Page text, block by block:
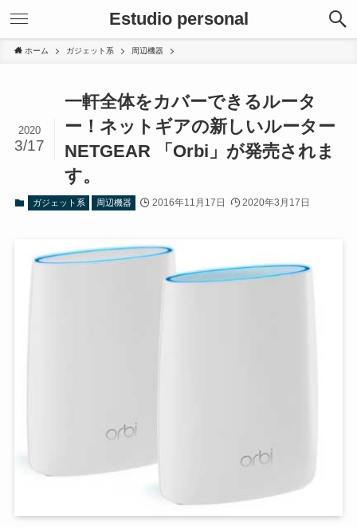
Estudio personal
ホーム ガジェット系 周辺機器
一軒全体をカバーできるルータ
ー！ネットギアの新しいルーター
NETGEAR 「Orbi」が発売されま
す。
2020
3/17
ガジェット系 周辺機器 2016年11月17日 2020年3月17日